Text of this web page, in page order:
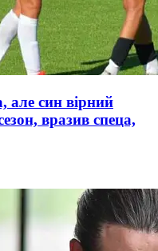
але син вірний
вразив спеца,